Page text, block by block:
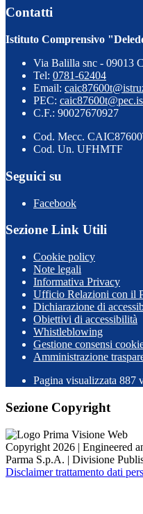
Contatti
Istituto Comprensivo
Via Balilla snc - 09013
Tel: 0781-62404
Email:
PEC:
C.F.: 90027670927
Cod. Mecc.
Cod. Un. UFHMTF
Seguici su
Facebook
Sezione Link Utili
Cookie policy
Note legali
Informativa Privacy
Ufficio Relazioni con il
Dichiarazione di
Obiettivi di accessibilità
Whistleblowing
Gestione consensi
Amministrazione
Pagina visualizzata 887
Sezione Copyright
Copyright 2026 | Engineered
Parma S.p.A. | Divisione
Disclaimer trattamento dati